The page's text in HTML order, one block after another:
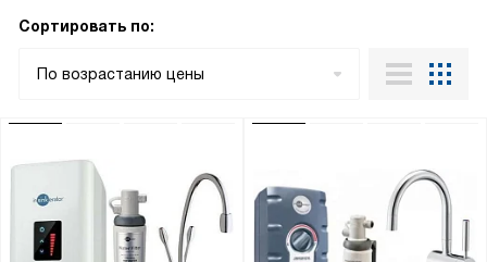
Сортировать по:
По возрастанию цены